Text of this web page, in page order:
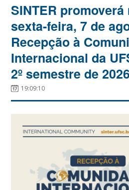
SINTER promoverá
sexta-feira, 7 de
Recepção à
Internacional da
2º semestre de 2026
19:09:10